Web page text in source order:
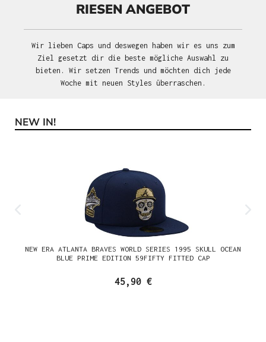
RIESEN ANGEBOT
Wir lieben Caps und deswegen haben wir es uns zum
Ziel gesetzt dir die beste mögliche Auswahl zu
bieten. Wir setzen Trends und möchten dich jede
Woche mit neuen Styles überraschen.
Produktgalerie überspringen
NEW IN!
NEW ERA ATLANTA BRAVES WORLD SERIES 1995 SKULL OCEAN
BLUE PRIME EDITION 59FIFTY FITTED CAP
45,90 €